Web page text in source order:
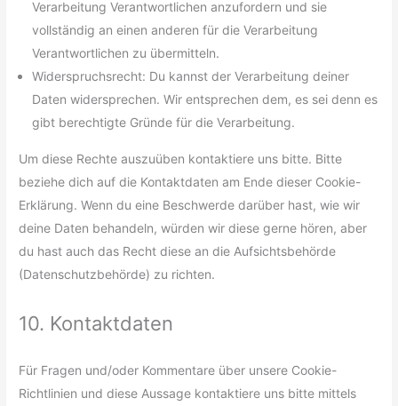
Verarbeitung Verantwortlichen anzufordern und sie
vollständig an einen anderen für die Verarbeitung
Verantwortlichen zu übermitteln.
Widerspruchsrecht: Du kannst der Verarbeitung deiner
Daten widersprechen. Wir entsprechen dem, es sei denn es
gibt berechtigte Gründe für die Verarbeitung.
Um diese Rechte auszuüben kontaktiere uns bitte. Bitte
beziehe dich auf die Kontaktdaten am Ende dieser Cookie-
Erklärung. Wenn du eine Beschwerde darüber hast, wie wir
deine Daten behandeln, würden wir diese gerne hören, aber
du hast auch das Recht diese an die Aufsichtsbehörde
(Datenschutzbehörde) zu richten.
10. Kontaktdaten
Für Fragen und/oder Kommentare über unsere Cookie-
Richtlinien und diese Aussage kontaktiere uns bitte mittels